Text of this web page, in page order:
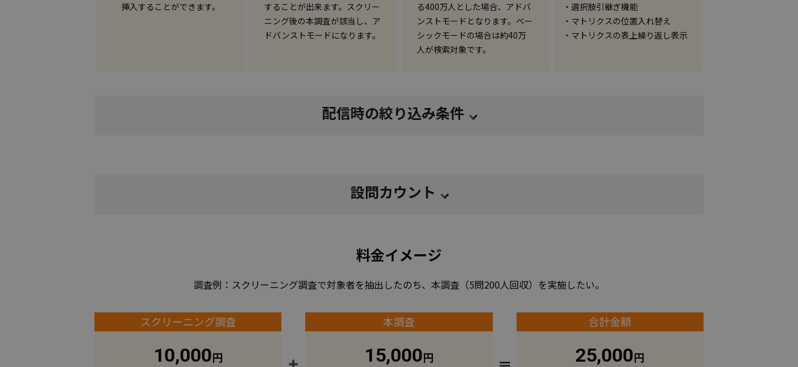
挿入することができます。
することが出来ます。スクリー
ニング後の本調査が該当し、ア
ドバンストモードになります。
る400万人とした場合、アドバ
ンストモードとなります。ベー
シックモードの場合は約40万
人が検索対象です。
・選択肢引継ぎ機能
・マトリクスの位置入れ替え
・マトリクスの表上繰り返し表示
配信時の絞り込み条件
設問カウント
料金イメージ
調査例：スクリーニング調査で対象者を抽出したのち、本調査（5問200人回収）を実施したい。
スクリーニング調査
10,000円
本調査
15,000円
合計金額
25,000円